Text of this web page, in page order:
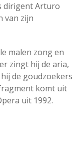
dirigent Arturo
van zijn
malen zong en
zingt hij de aria,
de goudzoekers
komt uit
uit 1992.